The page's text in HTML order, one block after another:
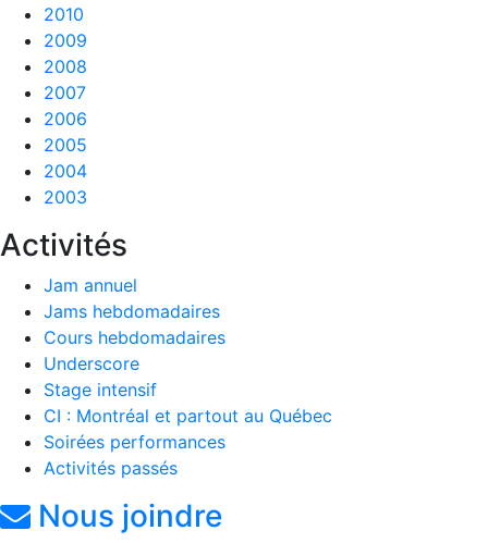
2010
2009
2008
2007
2006
2005
2004
2003
Activités
Jam annuel
Jams hebdomadaires
Cours hebdomadaires
Underscore
Stage intensif
CI : Montréal et partout au Québec
Soirées performances
Activités passés
Nous joindre